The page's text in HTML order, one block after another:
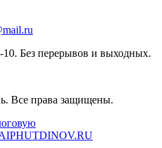
Без перерывов и выходных.
права защищены.